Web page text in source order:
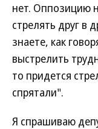
нет. Оппозицию
стрелять друг в
знаете, как
выстрелить
то придется
спрятали".
Я спрашиваю